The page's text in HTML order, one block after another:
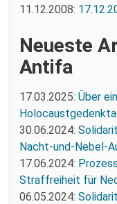
11.12.2008:
Neueste
Antifa
17.03.2025: Über
30.06.2024:
Nacht-und-Nebel-
17.06.2024:
Straffreiheit für
06.05.2024: